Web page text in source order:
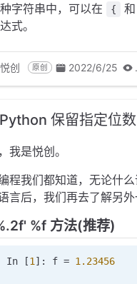
字符串中，可以在
{ 和
式。
创 原创 2022/6/25
保留指定位
我是悦创。
程我们都知道，无论什
言后，我们再去了解另外
%f 方法(推荐)
In [1 ]: f = 1.23456